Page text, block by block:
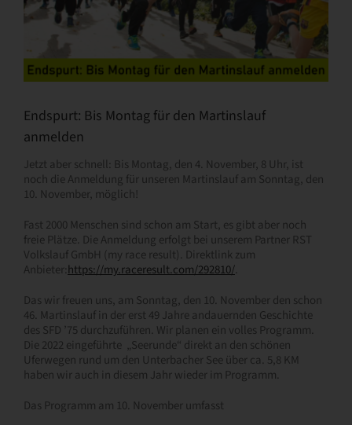
Endspurt: Bis Montag für den Martinslauf
anmelden
Jetzt aber schnell: Bis Montag, den 4. November, 8 Uhr, ist
noch die Anmeldung für unseren Martinslauf am Sonntag, den
10. November, möglich!
Fast 2000 Menschen sind schon am Start, es gibt aber noch
freie Plätze. Die Anmeldung erfolgt bei unserem Partner RST
Volkslauf GmbH (my race result). Direktlink zum
Anbieter:https://my.raceresult.com/292810/.
Das wir freuen uns, am Sonntag, den 10. November den schon
46. Martinslauf in der erst 49 Jahre andauernden Geschichte
des SFD ’75 durchzuführen. Wir planen ein volles Programm.
Die 2022 eingeführte „Seerunde“ direkt an den schönen
Uferwegen rund um den Unterbacher See über ca. 5,8 KM
haben wir auch in diesem Jahr wieder im Programm.
Das Programm am 10. November umfasst